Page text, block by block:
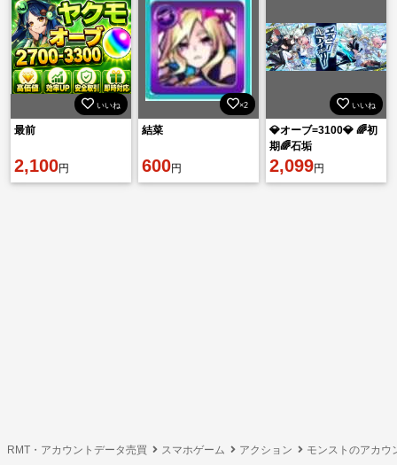
いいね
最前
2,100円
×2
結菜
600円
いいね
💎オーブ=3100💎 🌈初
期🌈石垢
2,099円
RMT・アカウントデータ売買 スマホゲーム アクション モンストのアカウ